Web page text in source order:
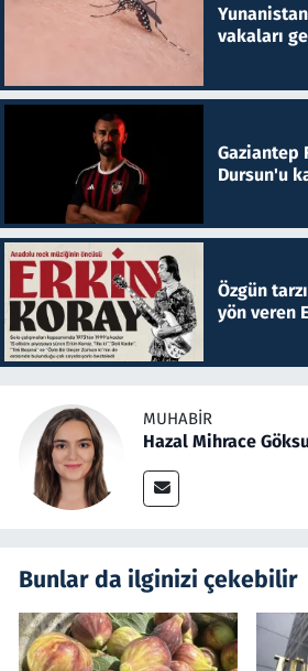
vakaları
Gaziantep
Dursun'u
Özgün
yön veren
MUHABIR
Hazal Mihrace
Bunlar da ilginizi çekebilir